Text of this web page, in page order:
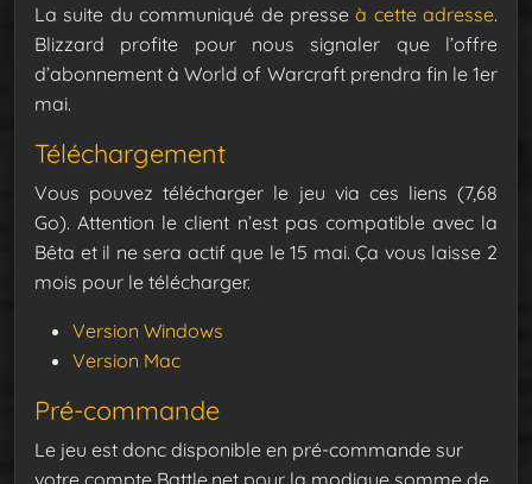
La suite du communiqué de presseà cette adresse.
Blizzard profite pour nous signaler que l’offre
d’abonnement à World of Warcraft prendra fin le 1er
mai.
Téléchargement
Vous pouvez télécharger le jeu via ces liens (7,68
Go). Attention le client n’est pas compatible avec la
Bêta et il ne sera actif que le 15 mai. Ça vous laisse 2
mois pour le télécharger.
Version Windows
Version Mac
Pré-commande
Le jeu est donc disponible en pré-commande sur
votre compte Battle.net pour la modique somme de